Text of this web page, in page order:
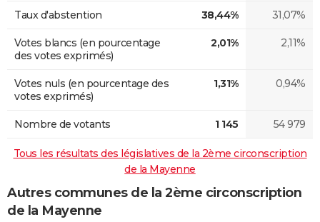
Taux d'abstention 38,44% 31,07%
Votes blancs (en pourcentage
des votes exprimés)
2,01% 2,11%
Votes nuls (en pourcentage des
votes exprimés)
1,31% 0,94%
Nombre de votants 1 145 54 979
Tous les résultats des législatives de la 2ème circonscription
de la Mayenne
Autres communes de la 2ème circonscription
de la Mayenne